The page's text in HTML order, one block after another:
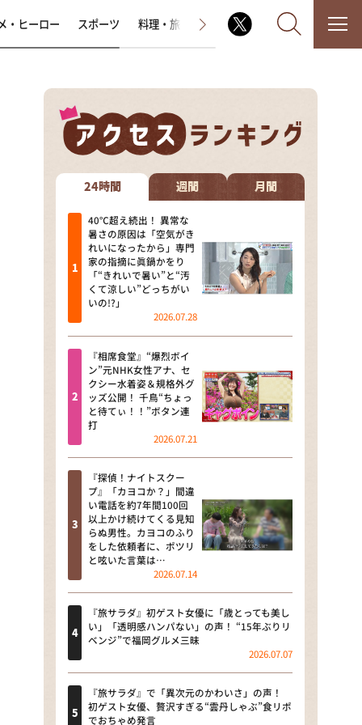
なるみ・岡村の過ぎるTV
相席食堂
これ余談なんですけど・・・
～人生密着トークバラエティ！
～ やすとものいたって真剣です
探偵！ナイトスクープ
news おかえり
河合＆A.B.C-Z塚田×福井アナ
「なんでやねん！？」（news お
かえり）
DAIGOも台所 ～きょうの献立 何
にする？～
本日はダイアンなり！シーズン２
朝だ！生です旅サラダ
教えて！ニュースライブ 正義の
ミカタ
ＬＩＦＥ～夢のカタチ～
新婚さんいらっしゃい！
ザキ山小屋本館
・ヒーロー スポーツ 料理・旅 ラジオ番組 その他
24時間 週間 月間
40℃超え続出！ 異常な
暑さの原因は「空気がき
れいになったから」専門
家の指摘に眞鍋かをり
「“きれいで暑い”と“汚
くて涼しい”どっちがい
いの!?」
2026.07.28
『相席食堂』“爆烈ボイ
ン”元NHK女性アナ、セ
クシー水着姿＆規格外グ
ッズ公開！ 千鳥“ちょっ
と待てぃ！！”ボタン連
打
2026.07.21
『探偵！ナイトスクー
プ』「カヨコか？」間違
い電話を約7年間100回
以上かけ続けてくる見知
らぬ男性。カヨコのふり
をした依頼者に、ポツリ
と呟いた言葉は…
2026.07.14
『旅サラダ』初ゲスト女優に「歳とっても美し
い」「透明感ハンパない」の声！ “15年ぶりリ
ベンジ”で福岡グルメ三昧
2026.07.07
『旅サラダ』で「異次元のかわいさ」の声！
初ゲスト女優、贅沢すぎる“雲丹しゃぶ”食リポ
でおちゃめ発言